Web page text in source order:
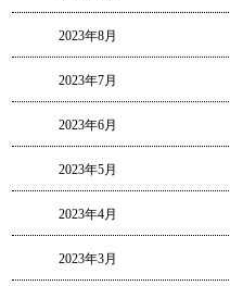
2023年8月
2023年7月
2023年6月
2023年5月
2023年4月
2023年3月